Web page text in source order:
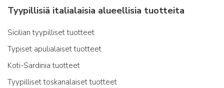
Tyypillisiä italialaisia alueellisia tuotteita
Sicilian tyypilliset tuotteet
Typiset apulialaiset tuotteet
Koti-Sardinia tuotteet
Tyypilliset toskanalaiset tuotteet